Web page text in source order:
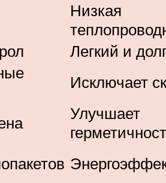
Низкая
Легкий и
Исключает
Улучшает